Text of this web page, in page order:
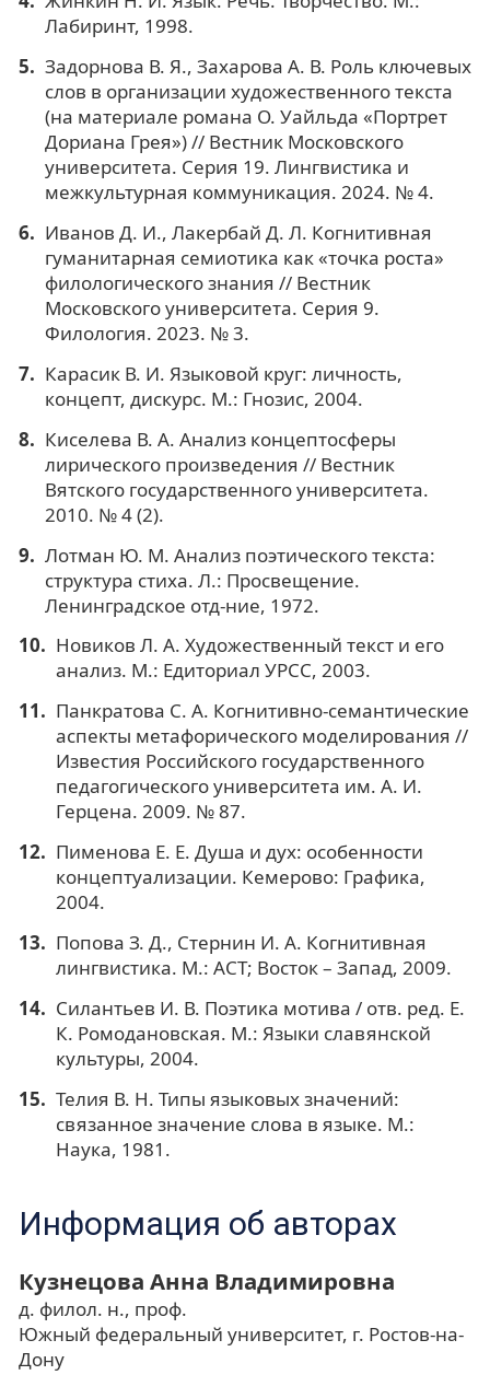
Лабиринт, 1998.
Задорнова В. Я., Захарова А. В. Роль ключевых
слов в организации художественного текста
(на материале романа О. Уайльда «Портрет
Дориана Грея») // Вестник Московского
университета. Серия 19. Лингвистика и
межкультурная коммуникация. 2024. № 4.
Иванов Д. И., Лакербай Д. Л. Когнитивная
гуманитарная семиотика как «точка роста»
филологического знания // Вестник
Московского университета. Серия 9.
Филология. 2023. № 3.
Карасик В. И. Языковой круг: личность,
концепт, дискурс. М.: Гнозис, 2004.
Киселева В. А. Анализ концептосферы
лирического произведения // Вестник
Вятского государственного университета.
2010. № 4 (2).
Лотман Ю. М. Анализ поэтического текста:
структура стиха. Л.: Просвещение.
Ленинградское отд-ние, 1972.
Новиков Л. А. Художественный текст и его
анализ. М.: Едиториал УРСС, 2003.
Панкратова С. А. Когнитивно-семантические
аспекты метафорического моделирования //
Известия Российского государственного
педагогического университета им. А. И.
Герцена. 2009. № 87.
Пименова Е. Е. Душа и дух: особенности
концептуализации. Кемерово: Графика,
2004.
Попова З. Д., Стернин И. А. Когнитивная
лингвистика. М.: АСТ; Восток – Запад, 2009.
Силантьев И. В. Поэтика мотива / отв. ред. Е.
К. Ромодановская. М.: Языки славянской
культуры, 2004.
Телия В. Н. Типы языковых значений:
связанное значение слова в языке. М.:
Наука, 1981.
Информация об авторах
Кузнецова Анна Владимировна
д. филол. н., проф.
Южный федеральный университет, г. Ростов-на-
Дону